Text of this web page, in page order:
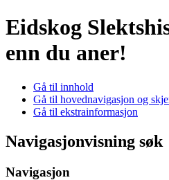
Eidskog
enn du aner!
Gå til innhold
Gå til hovednavigasjon og
Gå til ekstrainformasjon
Navigasjonvisning søk
Navigasjon